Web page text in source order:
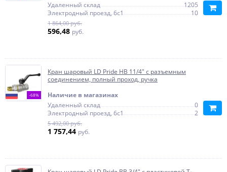
Удаленный склад
1205
Электродный проезд, 6с1
10
1 864,00 руб.
596,48 руб.
-68%
Кран шаровый LD Pride НВ 11/4" с разъемным
соединением, полный проход, ручка
Наличие в магазинах
Удаленный склад
0
Электродный проезд, 6с1
2
5 492,00 руб.
1 757,44 руб.